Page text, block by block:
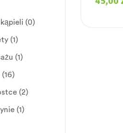
(0)
(1)
(1)
(16)
(2)
(1)